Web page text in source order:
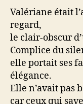
Valériane était
regard,
le clair-obscur
Complice du
elle portait ses
élégance.
Elle n’avait pas
car ceux qui